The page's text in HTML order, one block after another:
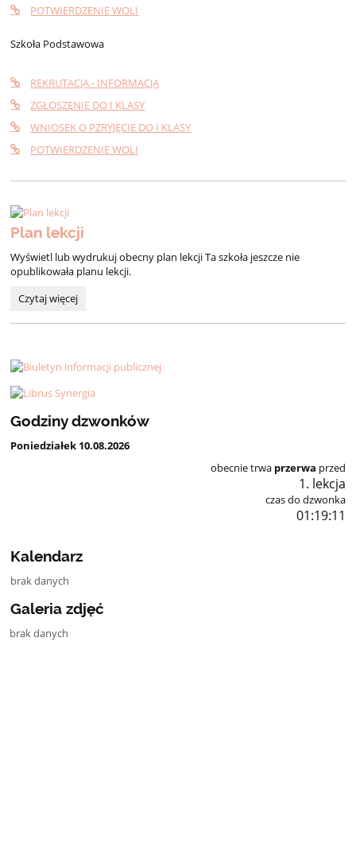
POTWIERDZENIE WOLI
Szkoła Podstawowa
REKRUTACJA - INFORMACJA
ZGŁOSZENIE DO I KLASY
WNIOSEK O PZRYJĘCIE DO I KLASY
POTWIERDZENIE WOLI
Plan lekcji
Wyświetl lub wydrukuj obecny plan lekcji Ta szkoła jeszcze nie
opublikowała planu lekcji.
Plan
Czytaj więcej
Godziny dzwonków
Poniedziałek 10.08.2026
obecnie trwa przerwa przed
1. lekcja
czas do dzwonka
01:19:11
Kalendarz
brak danych
Galeria zdjęć
brak danych